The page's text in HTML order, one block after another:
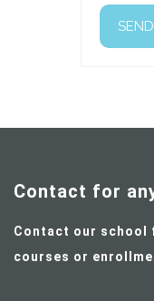
Contact for
Contact our school
courses or